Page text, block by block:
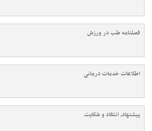
فصلنامه طب در ورزش
اطلاعات خدمات درمانی
پیشنهاد، انتقاد و شکایت